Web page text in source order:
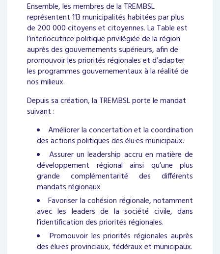
Ensemble, les membres de la TREMBSL
représentent 113 municipalités habitées par plus
de 200 000 citoyens et citoyennes. La Table est
l’interlocutrice politique privilégiée de la région
auprès des gouvernements supérieurs, afin de
promouvoir les priorités régionales et d’adapter
les programmes gouvernementaux à la réalité de
nos milieux.
Depuis sa création, la TREMBSL porte le mandat
suivant :
Améliorer la concertation et la coordination
des actions politiques des élu·es municipaux.
Assurer un leadership accru en matière de
développement régional ainsi qu’une plus
grande complémentarité des différents
mandats régionaux
Favoriser la cohésion régionale, notamment
avec les leaders de la société civile, dans
l’identification des priorités régionales.
Promouvoir les priorités régionales auprès
des élu·es provinciaux, fédéraux et municipaux.